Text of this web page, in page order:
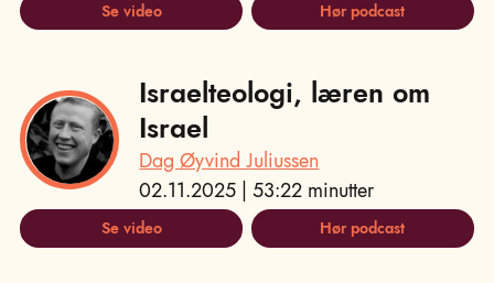
Se video Hør podcast
Israelteologi, læren om
Israel
Dag Øyvind Juliussen
02.11.2025 | 53:22 minutter
Se video Hør podcast